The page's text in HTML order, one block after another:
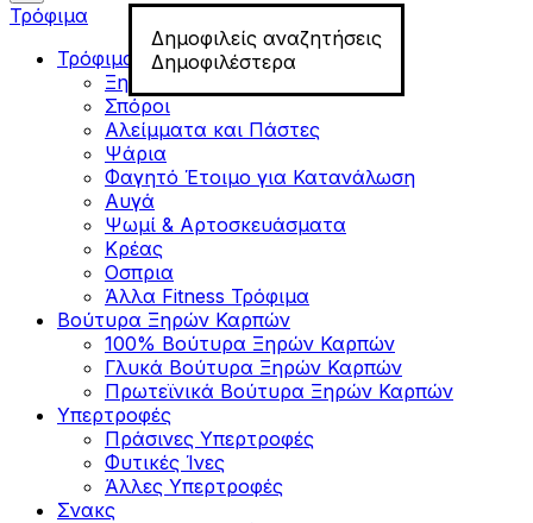
Δημοφιλείς αναζητήσεις
Δημοφιλέστερα
Τρόφιμα
Τρόφιμα για Fitness
Ξηροί Καρποί
Σπόροι
Αλείμματα και Πάστες
Ψάρια
Φαγητό Έτοιμο για Κατανάλωση
Αυγά
Ψωμί & Αρτοσκευάσματα
Κρέας
Οσπρια
Άλλα Fitness Τρόφιμα
Βούτυρα Ξηρών Καρπών
100% Βούτυρα Ξηρών Καρπών
Γλυκά Βούτυρα Ξηρών Καρπών
Πρωτεϊνικά Βούτυρα Ξηρών Καρπών
Υπερτροφές
Πράσινες Υπερτροφές
Φυτικές Ίνες
Άλλες Υπερτροφές
Σνακς